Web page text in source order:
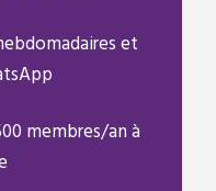
et
membres/an à